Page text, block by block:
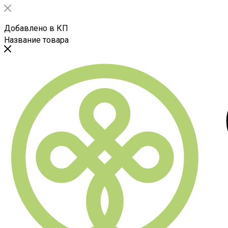
Добавлено в КП
Название товара